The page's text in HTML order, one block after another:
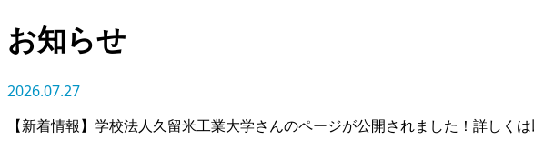
お知らせ
2026.07.27
【新着情報】学校法人久留米工業大学さんのページが公開されました！詳しく